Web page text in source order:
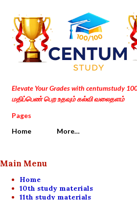
Skip to main
Elevate Your Grades with centumstudy
மதிப்பெண் பெற உதவும் கல்வி வலைதளம்
Pages
Home
More…
Main Menu
Home
10th study materials
11th study materials